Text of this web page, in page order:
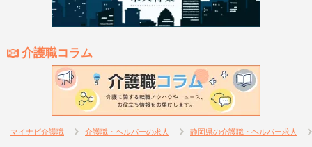
介護職コラム
マイナビ介護職 介護職・ヘルパーの求人 静岡県の介護職・ヘルパー求人